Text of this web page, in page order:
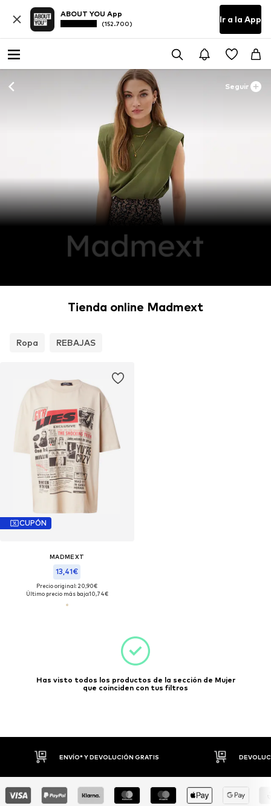
ABOUT YOU App
(152.700) Ir a la App
Seguir
Tienda online Madmext
Ropa REBAJAS
CUPÓN
MADMEXT
13,41€
Precio original: 20,90€
Último precio más bajo:10,74€
Has visto todos los productos de la sección de Mujer
que coinciden con tus filtros
ENVÍO* Y DEVOLUCIÓN GRATIS